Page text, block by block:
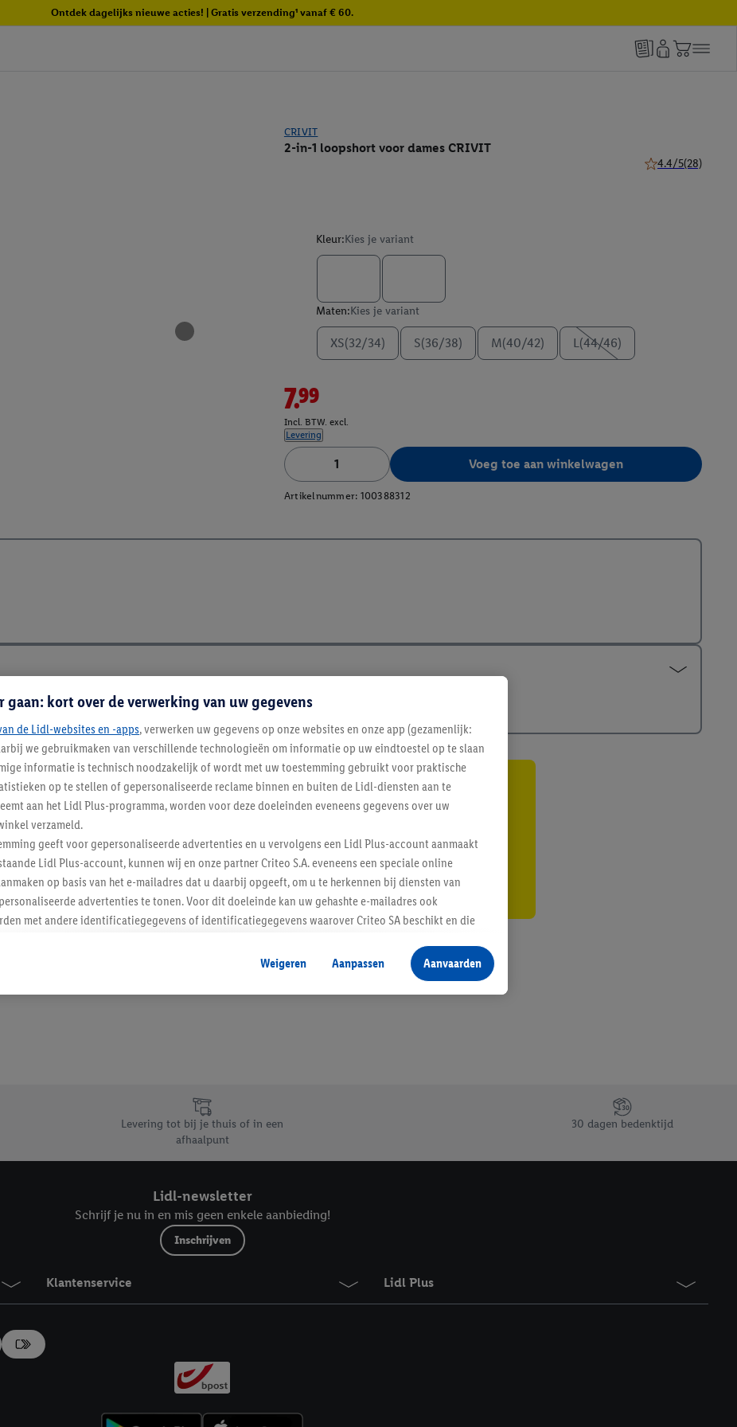
Ontdek dagelijks nieuwe acties! | Gratis verzending¹ vanaf € 60.
CRIVIT
2-in-1 loopshort voor dames CRIVIT
4.4/5(28)
Kleur:Kies je variant
Maten:Kies je variant
XS(32/34) S(36/38) M(40/42) L(44/46)
7.99
Incl. BTW. excl.
Levering
Voeg toe aan winkelwagen
Artikelnummer: 100388312
Blijf op de hoogte
Inschrijven
Levering tot bij je thuis of in een
afhaalpunt
30 dagen bedenktijd
Lidl-newsletter
Schrijf je nu in en mis geen enkele aanbieding!
Inschrijven
Klantenservice Lidl Plus
gaan: kort over de verwerking van uw gegevens
de Lidl-websites en -apps, verwerken uw gegevens op onze websites en onze app (gezamenlijk:
we gebruikmaken van verschillende technologieën om informatie op uw eindtoestel op te slaan
informatie is technisch noodzakelijk of wordt met uw toestemming gebruikt voor praktische
op te stellen of gepersonaliseerde reclame binnen en buiten de Lidl-diensten aan te
aan het Lidl Plus-programma, worden voor deze doeleinden eveneens gegevens over uw
verzameld.
geeft voor gepersonaliseerde advertenties en u vervolgens een Lidl Plus-account aanmaakt
Lidl Plus-account, kunnen wij en onze partner Criteo S.A. eveneens een speciale online
op basis van het e-mailadres dat u daarbij opgeeft, om u te herkennen bij diensten van
advertenties te tonen. Voor dit doeleinde kan uw gehashte e-mailadres ook
met andere identificatiegegevens of identificatiegegevens waarover Criteo SA beschikt en die
gaat, kunnen advertenties in het kader van retargeting, d.w.z. advertenties voor producten waarin
(bijvoorbeeld door het product in de webshop aan uw winkelmandje toe te voegen, maar het
verschillende apparaten en verschillende Lidl-diensten worden weergegeven als er met behulp
van de gegevens en uw recht om uw toestemming te allen tijde met vooruitwerkende
privacyverklaring .Je vindt het impressum hier.
Weigeren Aanpassen Aanvaarden